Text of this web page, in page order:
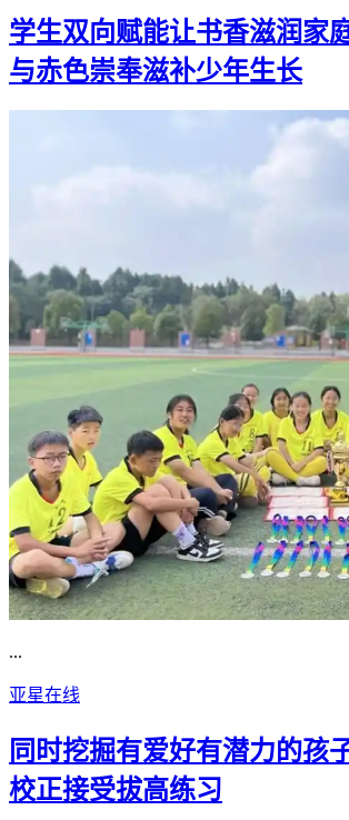
学生双向赋能让书香滋润家
与赤色崇奉滋补少年生长
...
亚星在线
同时挖掘有爱好有潜力的孩
校正接受拔高练习